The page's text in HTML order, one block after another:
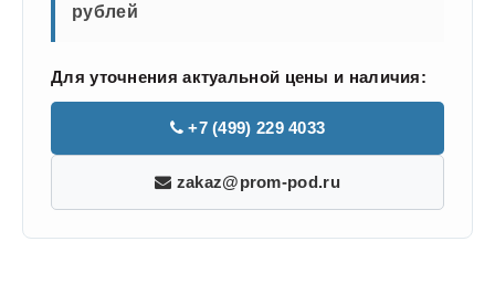
рублей
Для уточнения актуальной цены и наличия:
+7 (499) 229 4033
zakaz@prom-pod.ru